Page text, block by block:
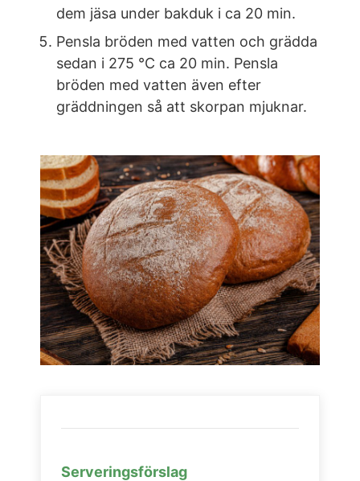
dem jäsa under bakduk i ca 20 min.
Pensla bröden med vatten och grädda
sedan i 275 °C ca 20 min. Pensla
bröden med vatten även efter
gräddningen så att skorpan mjuknar.
Serveringsförslag